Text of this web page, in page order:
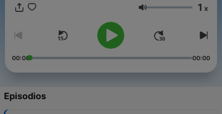
Experte einfache Übungen für zwischendurch vor – damit jeder
Volumen 1 x
00:00 00:00
Episodios